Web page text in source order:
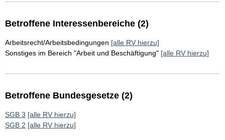
Betroffene Interessenbereiche (2)
Arbeitsrecht/Arbeitsbedingungen [alle RV hierzu]
Sonstiges im Bereich "Arbeit und Beschäftigung" [alle RV hierzu]
Betroffene Bundesgesetze (2)
SGB 3 [alle RV hierzu]
SGB 2 [alle RV hierzu]